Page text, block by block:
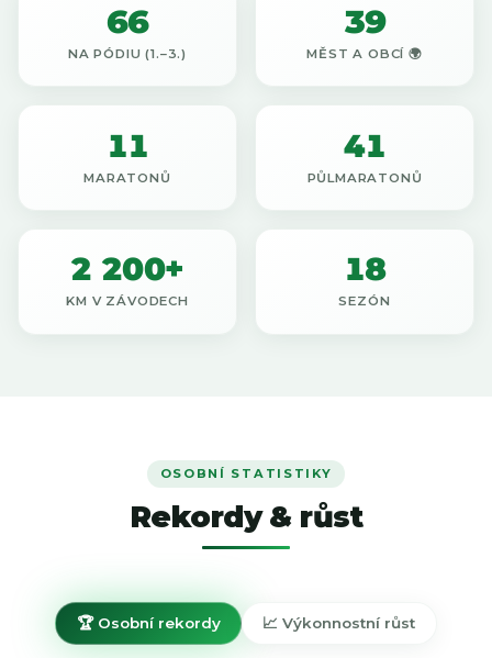
66
NA PÓDIU (1.–3.)
39
MĚST A OBCÍ 🌍
11
MARATONŮ
41
PŮLMARATONŮ
2 200+
KM V ZÁVODECH
18
SEZÓN
OSOBNÍ STATISTIKY
Rekordy & růst
🏆 Osobní rekordy 📈 Výkonnostní růst